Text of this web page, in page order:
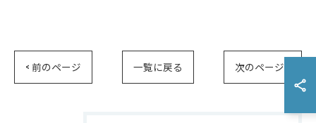
< 前のページ 一覧に戻る 次のページ >